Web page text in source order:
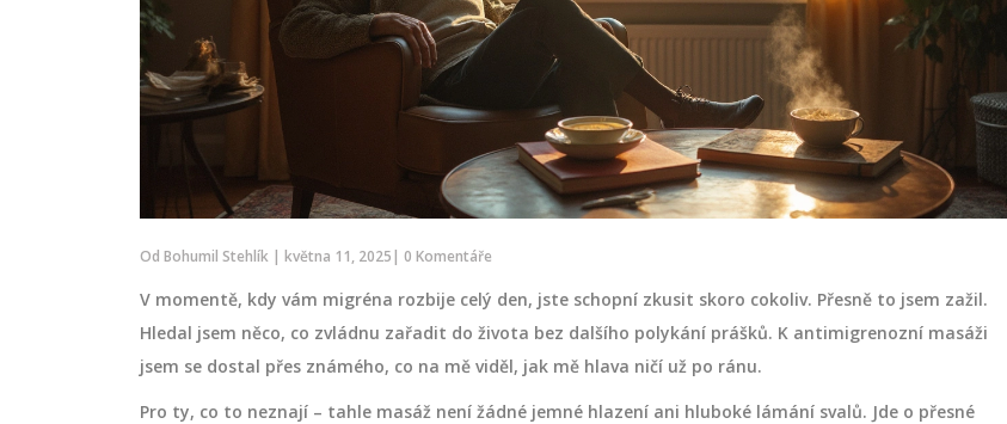
Od Bohumil Stehlík | května 11, 2025| 0 Komentáře
V momentě, kdy vám migréna rozbije celý den, jste schopní zkusit skoro cokoliv. Přesně to jsem zažil.
Hledal jsem něco, co zvládnu zařadit do života bez dalšího polykání prášků. K antimigrenozní masáži
jsem se dostal přes známého, co na mě viděl, jak mě hlava ničí už po ránu.
Pro ty, co to neznají – tahle masáž není žádné jemné hlazení ani hluboké lámání svalů. Jde o přesné